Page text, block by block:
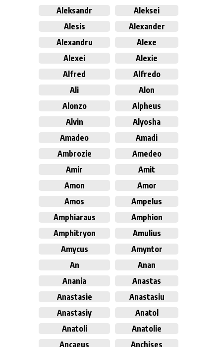
Aleksandr
Aleksei
Alesis
Alexander
Alexandru
Alexe
Alexei
Alexie
Alfred
Alfredo
Ali
Alon
Alonzo
Alpheus
Alvin
Alyosha
Amadeo
Amadi
Ambrozie
Amedeo
Amir
Amit
Amon
Amor
Amos
Ampelus
Amphiaraus
Amphion
Amphitryon
Amulius
Amycus
Amyntor
An
Anan
Anania
Anastas
Anastasie
Anastasiu
Anastasiy
Anatol
Anatoli
Anatolie
Ancaeus
Anchises